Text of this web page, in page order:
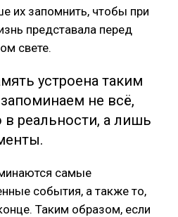
их запомнить, чтобы при
представала перед
свете.
устроена таким
не всё,
в реальности, а лишь
самые
события, а также то,
Таким образом, если